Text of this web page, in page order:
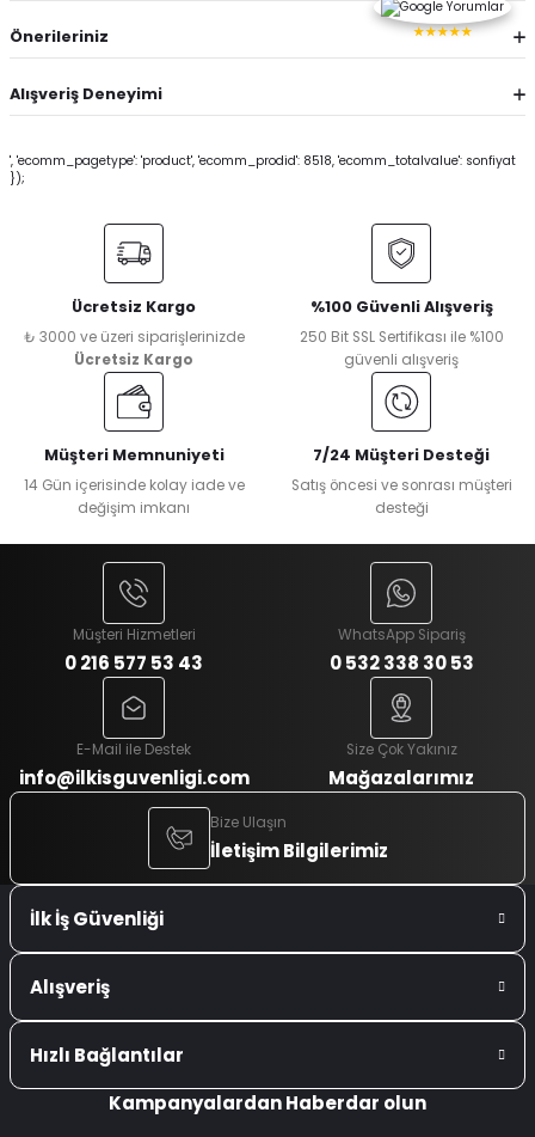
Önerileriniz
Alışveriş Deneyimi
', 'ecomm_pagetype': 'product', 'ecomm_prodid': 8518, 'ecomm_totalvalue': sonfiyat
});
Ücretsiz Kargo
₺ 3000 ve üzeri siparişlerinizde
Ücretsiz Kargo
%100 Güvenli Alışveriş
250 Bit SSL Sertifikası ile %100
güvenli alışveriş
Müşteri Memnuniyeti
14 Gün içerisinde kolay iade ve
değişim imkanı
7/24 Müşteri Desteği
Satış öncesi ve sonrası müşteri
desteği
Müşteri Hizmetleri
0 216 577 53 43
WhatsApp Sipariş
0 532 338 30 53
E-Mail ile Destek
info@ilkisguvenligi.com
Size Çok Yakınız
Mağazalarımız
Bize Ulaşın
İletişim Bilgilerimiz
İlk İş Güvenliği
Alışveriş
Hızlı Bağlantılar
★★★★★
Kampanyalardan Haberdar olun